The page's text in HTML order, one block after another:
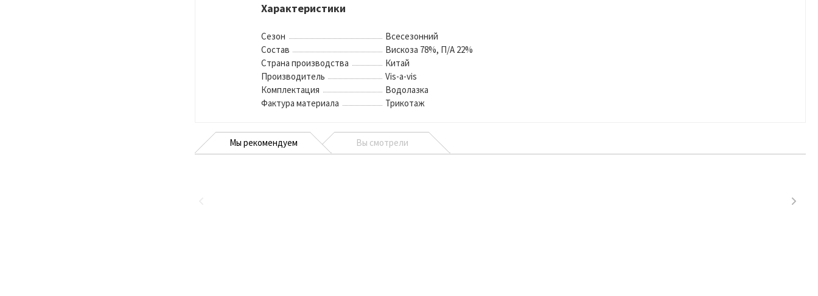
Характеристики
Сезон
Всесезонний
Состав
Вискоза 78%, П/А 22%
Страна производства
Китай
Производитель
Vis-a-vis
Комплектация
Водолазка
Фактура материала
Трикотаж
Мы рекомендуем Вы смотрели